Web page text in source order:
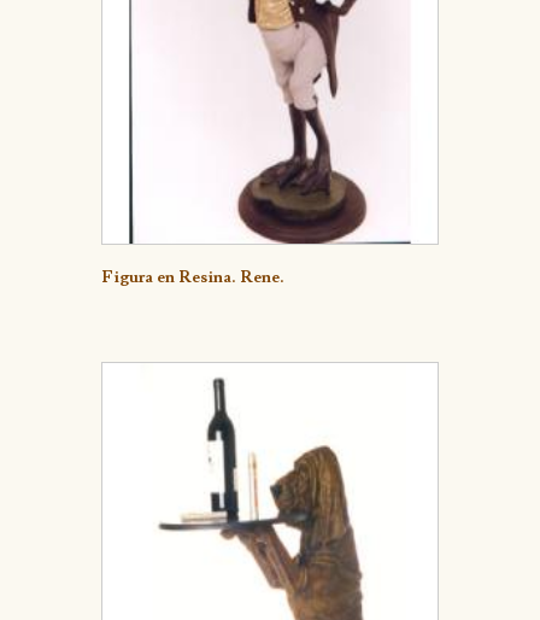
Detalle
Figura en Resina. Rene.